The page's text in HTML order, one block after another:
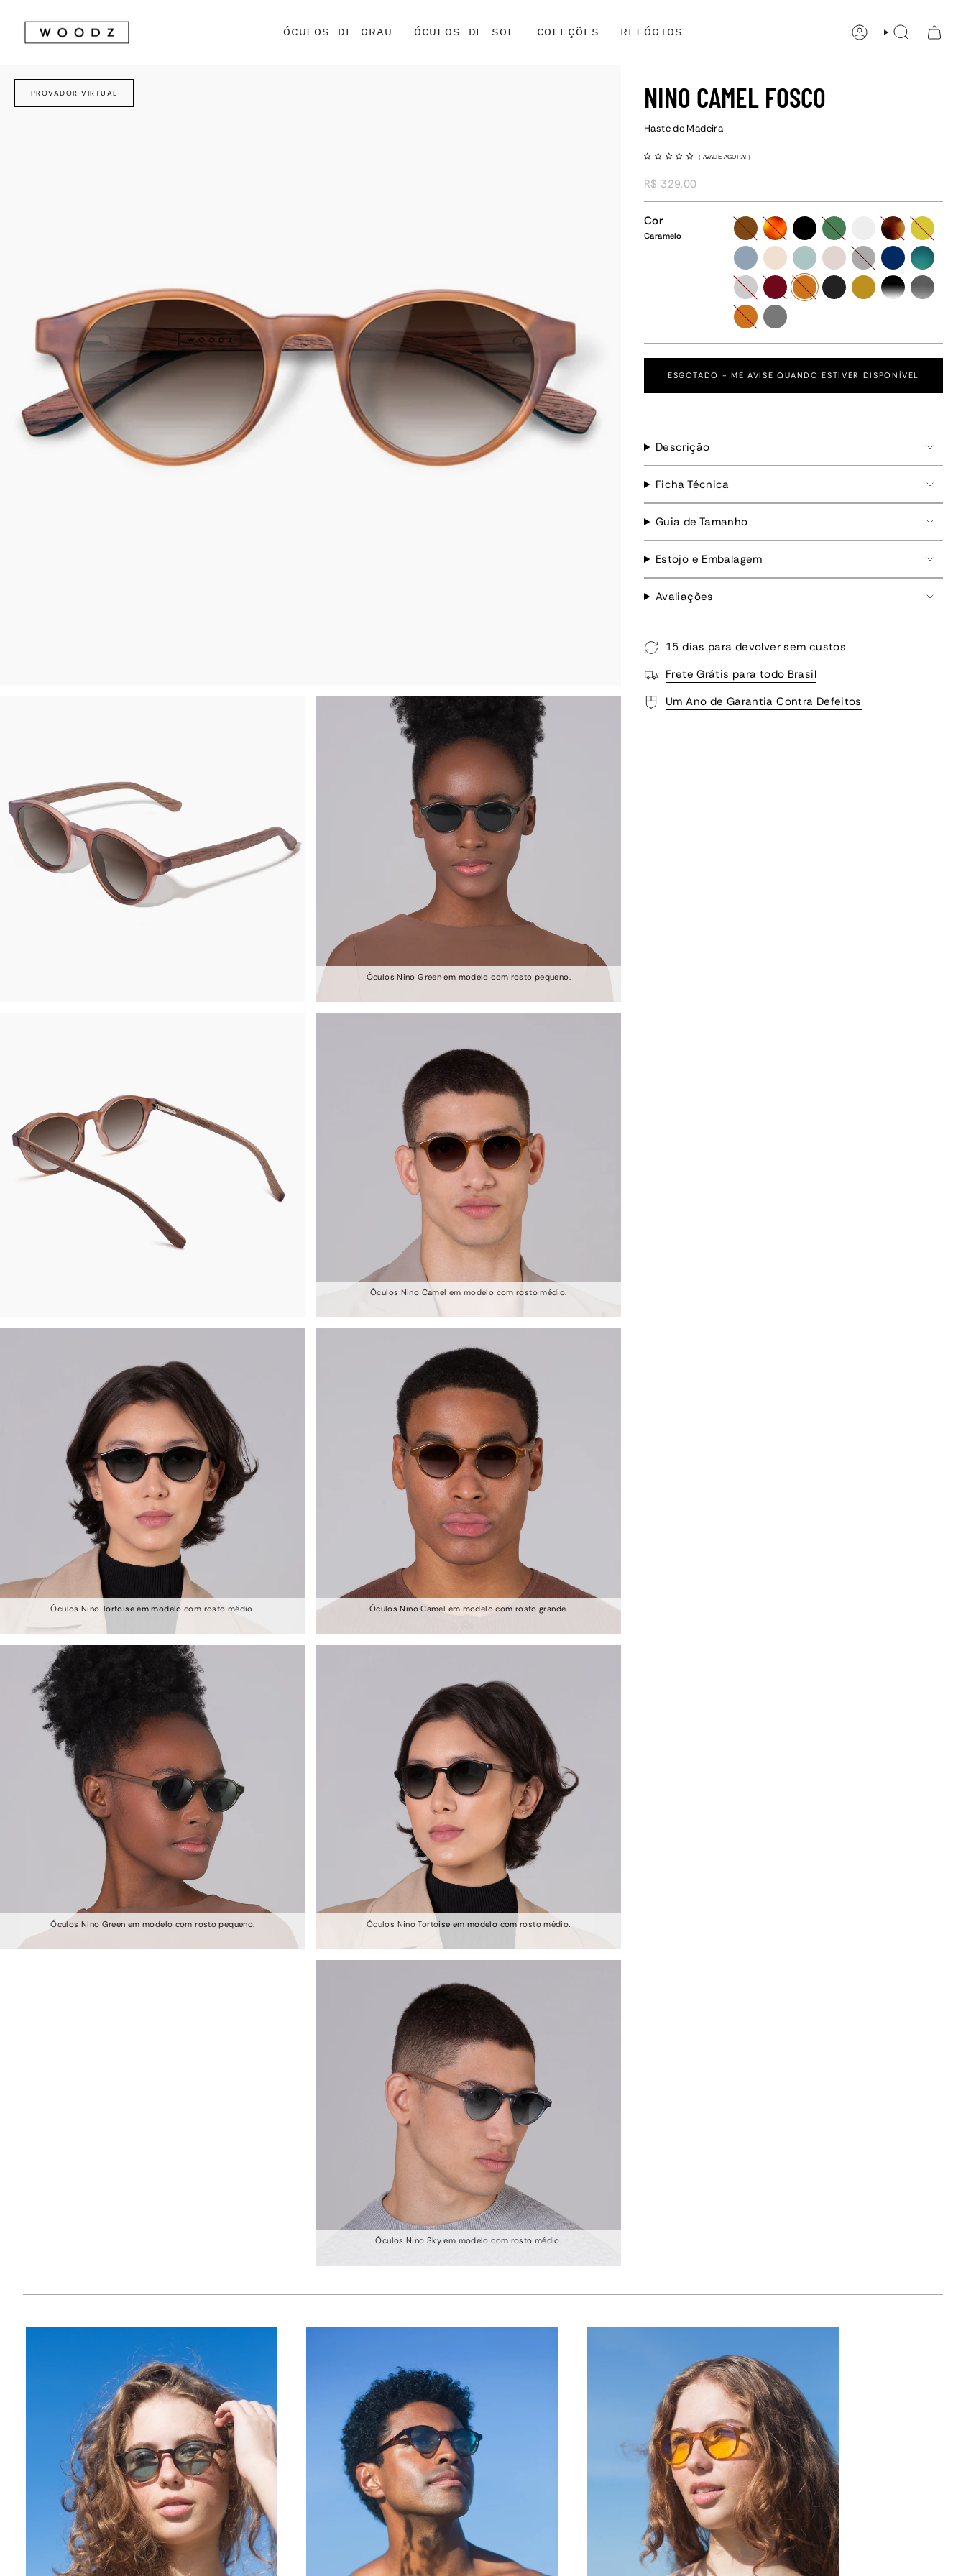
conteúdo
ÓCULOS DE GRAU ÓCULOS DE SOL COLEÇÕES RELÓGIOS CONTA PESQUISAR
PROVADOR VIRTUAL
Óculos Nino Tortoise em modelo com rosto médio.
Óculos Nino Green em modelo com rosto pequeno.
Óculos Nino Green em modelo com rosto pequeno.
Óculos Nino Camel em modelo com rosto médio.
Óculos Nino Camel em modelo com rosto grande.
Óculos Nino Tortoise em modelo com rosto médio.
Óculos Nino Sky em modelo com rosto médio.
NINO CAMEL FOSCO
Haste de Madeira
( AVALIE AGORA!)
R$ 329,00
Cor
Caramelo
marromhavanapreto verde cristaltartaruga
amarelo
azul-
claro
champanhe
mentarose grafiteazul
verde-
degrade
tartaruga-
bicolor
vinhocaramelo
preto-
fosco
amarelo-
ocre
preto-
degrade
grafite-
degrade
caramelo
grafite-
fosco
ESGOTADO - ME AVISE QUANDO ESTIVER DISPONÍVEL
Descrição
Ficha Técnica
Guia de Tamanho
Estojo e Embalagem
Avaliações
15 dias para devolver sem custos
Frete Grátis para todo Brasil
Um Ano de Garantia Contra Defeitos